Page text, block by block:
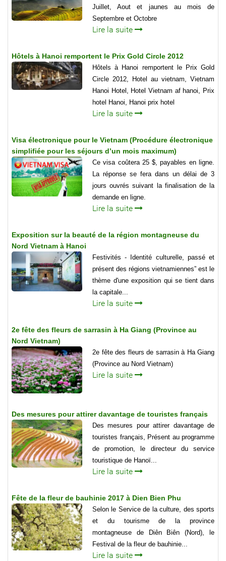
Juillet, Aout et jaunes au mois de
Septembre et Octobre
Lire la suite
Hôtels à Hanoi remportent le Prix Gold Circle 2012
Hôtels à Hanoi remportent le Prix Gold
Circle 2012, Hotel au vietnam, Vietnam
Hanoi Hotel, Hotel Vietnam af hanoi, Prix
hotel Hanoi, Hanoi prix hotel
Lire la suite
Visa électronique pour le Vietnam (Procédure électronique
simplifiée pour les séjours d’un mois maximum)
Ce visa coûtera 25 $, payables en ligne.
La réponse se fera dans un délai de 3
jours ouvrés suivant la finalisation de la
demande en ligne.
Lire la suite
Exposition sur la beauté de la région montagneuse du
Nord Vietnam à Hanoi
Festivités - Identité culturelle, passé et
présent des régions vietnamiennes” est le
thème d'une exposition qui se tient dans
la capitale...
Lire la suite
2e fête des fleurs de sarrasin à Ha Giang (Province au
Nord Vietnam)
2e fête des fleurs de sarrasin à Ha Giang
(Province au Nord Vietnam)
Lire la suite
Des mesures pour attirer davantage de touristes français
Des mesures pour attirer davantage de
touristes français, Présent au programme
de promotion, le directeur du service
touristique de Hanoï...
Lire la suite
Fête de la fleur de bauhinie 2017 à Dien Bien Phu
Selon le Service de la culture, des sports
et du tourisme de la province
montagneuse de Diên Biên (Nord), le
Festival de la fleur de bauhinie...
Lire la suite